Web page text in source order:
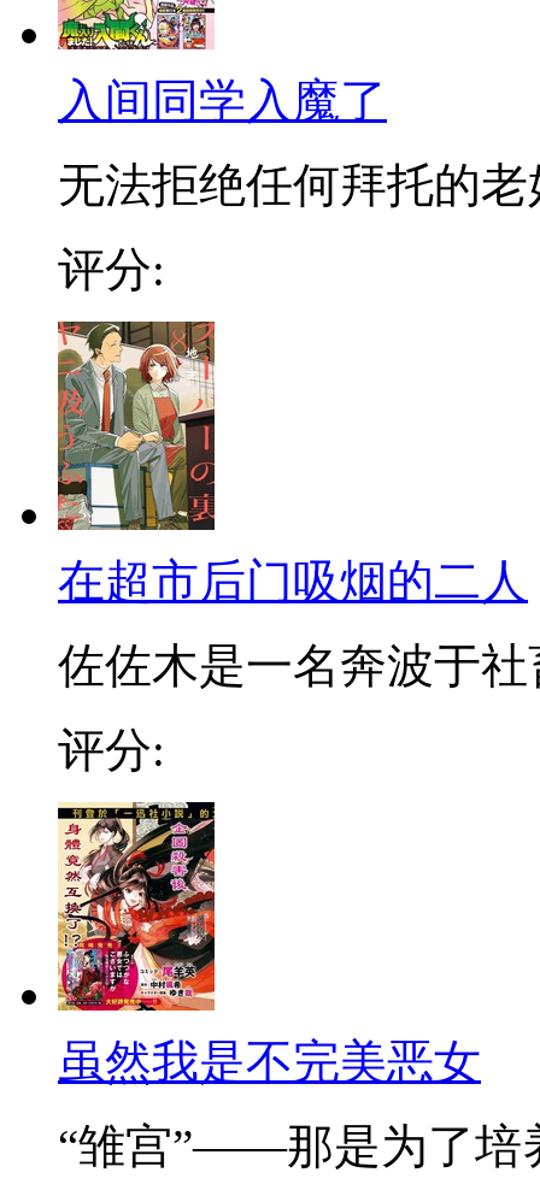
入间同学入魔了
无法拒绝任何拜托的老
评分:
在超市后门吸烟的二人
佐佐木是一名奔波于社
评分:
虽然我是不完美恶女
“雏宫”——那是为了培